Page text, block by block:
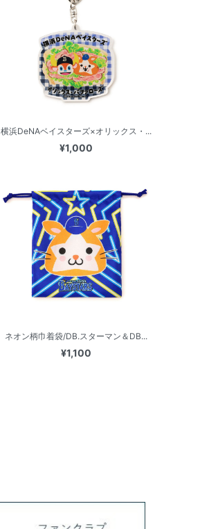
横浜DeNAベイスターズ×オリックス・...
¥1,000
ネオン柄巾着袋/DB.スターマン＆DB...
¥1,100